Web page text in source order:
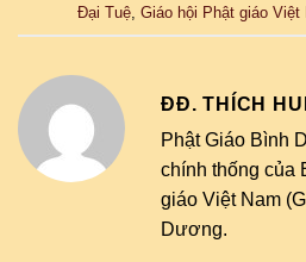
Đại Tuệ, Giáo hội Phật giáo Việt
ĐĐ. THÍCH
Phật Giáo Bình
chính thống của
giáo Việt Nam
Dương.